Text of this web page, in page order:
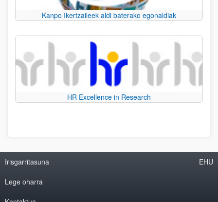
Kanpo Ikertzaileek aldi baterako egonaldiak
HR Excellence in Research
Irisgarritasuna
Lege oharra
EHU